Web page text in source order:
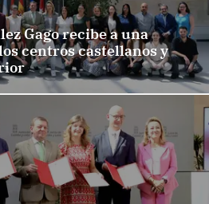
Gago recibe a una
centros castellanos y